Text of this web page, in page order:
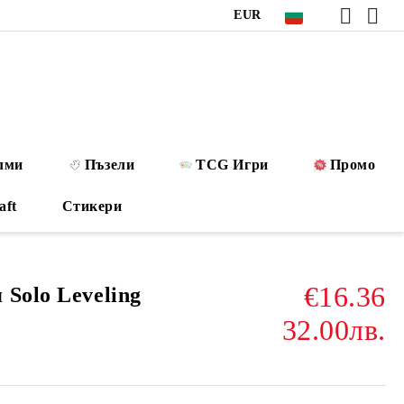
EUR
Пъзели TCG Игри Промо
Стикери
Solo Leveling
€16.36
32.00лв.